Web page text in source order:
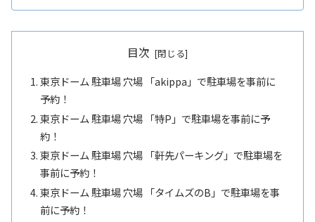
目次
東京ドーム 駐車場 穴場 「akippa」で駐車場を事前に
予約！
東京ドーム 駐車場 穴場 「特P」で駐車場を事前に予
約！
東京ドーム 駐車場 穴場 「軒先パーキング」で駐車場を
事前に予約！
東京ドーム 駐車場 穴場 「タイムズのB」で駐車場を事
前に予約！